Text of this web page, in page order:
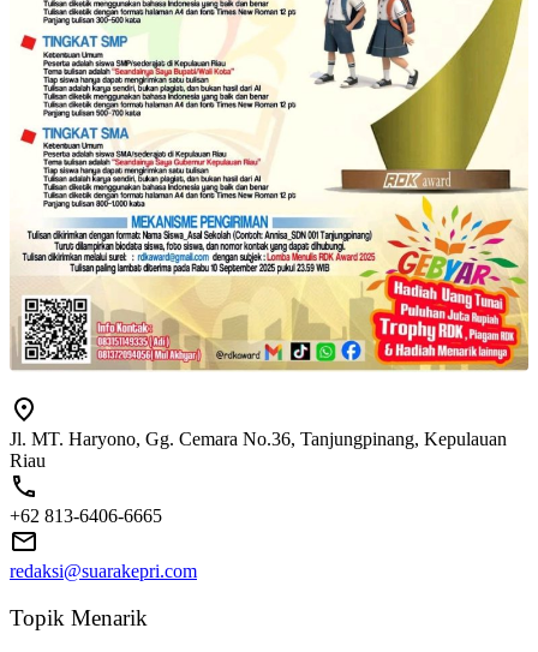
Jl. MT. Haryono, Gg. Cemara No.36, Tanjungpinang, Kepulauan
Riau
+62 813-6406-6665
redaksi@suarakepri.com
Topik Menarik